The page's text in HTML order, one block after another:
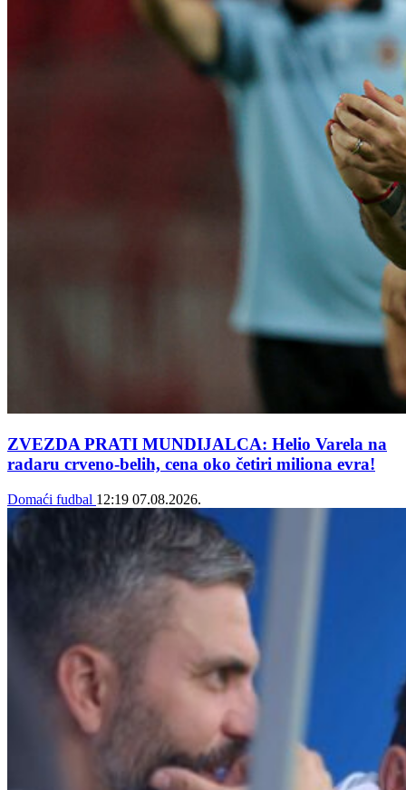
ZVEZDA PRATI MUNDIJALCA: Helio Varela na
radaru crveno-belih, cena oko četiri miliona evra!
Domaći fudbal 12:19 07.08.2026.